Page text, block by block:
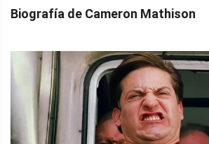
Biografía de Cameron Mathison